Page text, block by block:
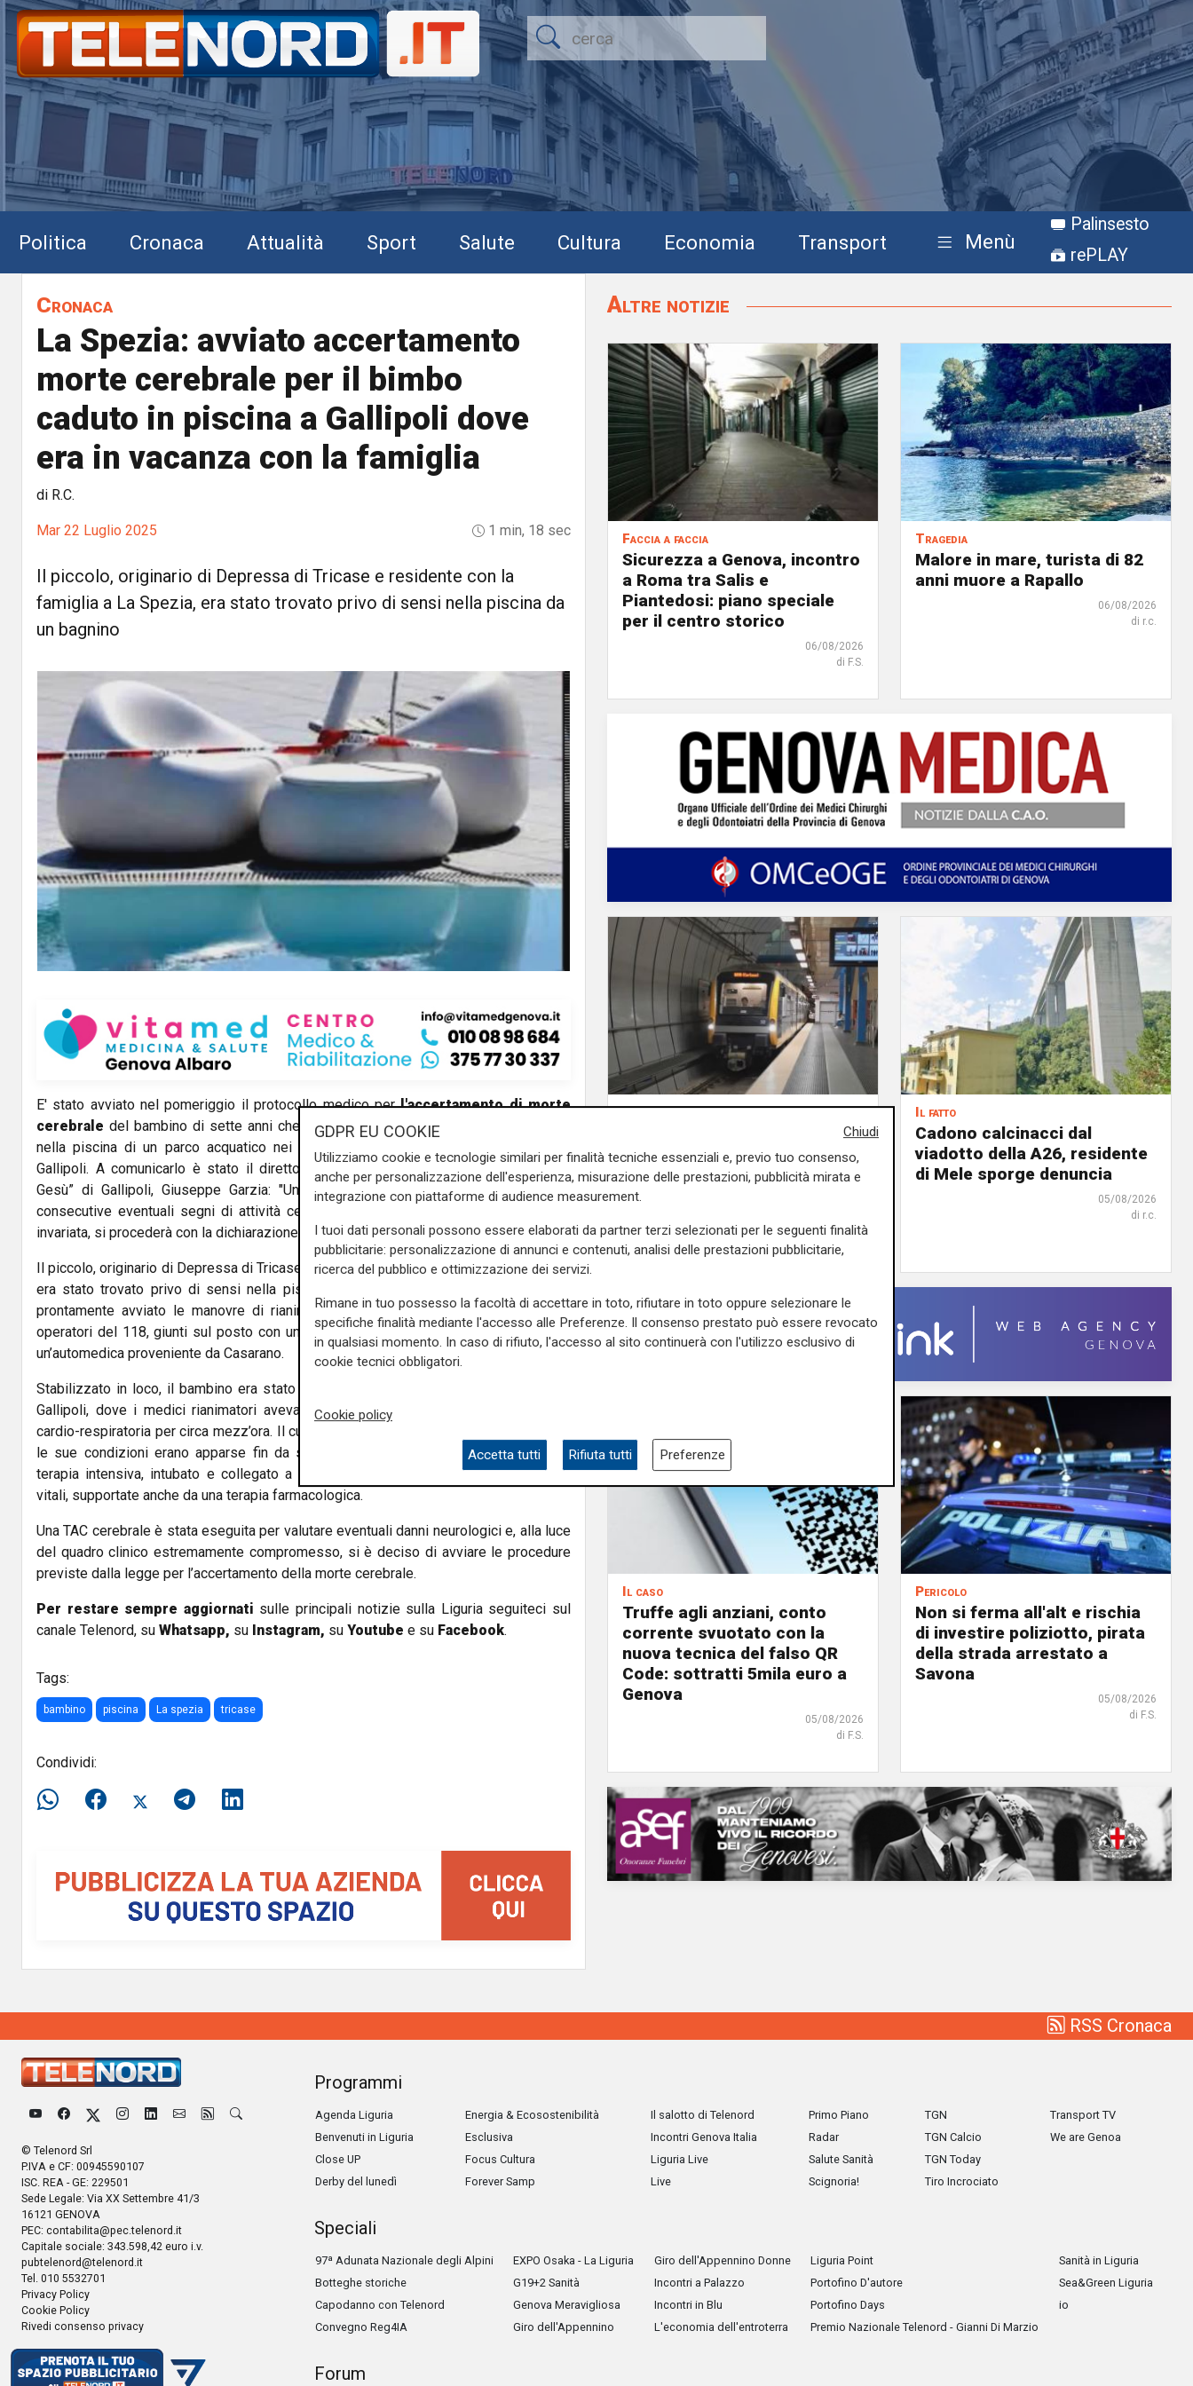
Politica Cronaca Attualità Sport Salute Cultura Economia Transport Menù
Palinsesto
rePLAY
Cronaca
La Spezia: avviato accertamento
morte cerebrale per il bimbo
caduto in piscina a Gallipoli dove
era in vacanza con la famiglia
di R.C.
Mar 22 Luglio 2025 1 min, 18 sec
Il piccolo, originario di Depressa di Tricase e residente con la
famiglia a La Spezia, era stato trovato privo di sensi nella piscina da
un bagnino
E' stato avviato nel pomeriggio il protocollo medico perl'accertamento di morte
cerebrale del bambino di sette anni che ieri mattina è caduto senza saper nuotare
nella piscina di un parco acquatico nei pressi di Rivabella, a pochi chilometri da
Gallipoli. A comunicarlo è stato il direttore sanitario dell’ospedale “Sacro Cuore di
Gesù” di Gallipoli, Giuseppe Garzia: "Un collegio medico monitorerà per sei ore
consecutive eventuali segni di attività cerebrale. Se la situazione dovesse restare
invariata, si procederà con la dichiarazione di morte clinica".
Il piccolo, originario di Depressa di Tricase eresidente con la famiglia a La Spezia,
era stato trovato privo di sensi nella piscina da un bagnino della struttura, che ha
prontamente avviato le manovre di rianimazione. Subito dopo sono intervenuti gli
operatori del 118, giunti sul posto con un’ambulanza della postazione ospedaliera e
un’automedica proveniente da Casarano.
Stabilizzato in loco, il bambino era stato trasportato in codice rosso all’ospedale di
Gallipoli, dove i medici rianimatori avevano proseguito le manovre di rianimazione
cardio-respiratoria per circa mezz’ora. Il cuore del piccolo aveva ripreso a battere, ma
le sue condizioni erano apparse fin da subito critiche. Attualmente è ricoverato in
terapia intensiva, intubato e collegato a macchinari che ne mantengono le funzioni
vitali, supportate anche da una terapia farmacologica.
Una TAC cerebrale è stata eseguita per valutare eventuali danni neurologici e, alla luce
del quadro clinico estremamente compromesso, si è deciso di avviare le procedure
previste dalla legge per l’accertamento della morte cerebrale.
Per restare sempre aggiornati sulle principali notizie sulla Liguria seguiteci sul
canale Telenord, su Whatsapp, su Instagram, su Youtube e su Facebook.
Tags:
bambino piscina La spezia tricase
Condividi:
Altre notizie
Faccia a faccia
Sicurezza a Genova, incontro
a Roma tra Salis e
Piantedosi: piano speciale
per il centro storico
06/08/2026
di F.S.
Tragedia
Malore in mare, turista di 82
anni muore a Rapallo
06/08/2026
di r.c.
Caos
metropolitana di Dinegro,
vigili del fuoco domano
principio di incendio
di F.S.
Il fatto
Cadono calcinacci dal
viadotto della A26, residente
di Mele sporge denuncia
05/08/2026
di r.c.
Il caso
Truffe agli anziani, conto
corrente svuotato con la
nuova tecnica del falso QR
Code: sottratti 5mila euro a
Genova
05/08/2026
di F.S.
Pericolo
Non si ferma all'alt e rischia
di investire poliziotto, pirata
della strada arrestato a
Savona
05/08/2026
di F.S.
RSS Cronaca
© Telenord Srl
P.IVA e CF: 00945590107
ISC. REA - GE: 229501
Sede Legale: Via XX Settembre 41/3
16121 GENOVA
PEC: contabilita@pec.telenord.it
Capitale sociale: 343.598,42 euro i.v.
pubtelenord@telenord.it
Tel. 010 5532701
Privacy Policy
Cookie Policy
Rivedi consenso privacy
Programmi
Agenda Liguria
Benvenuti in Liguria
Close UP
Derby del lunedì
Energia & Ecosostenibilità
Esclusiva
Focus Cultura
Forever Samp
Il salotto di Telenord
Incontri Genova Italia
Liguria Live
Live
Primo Piano
Radar
Salute Sanità
Scignoria!
TGN
TGN Calcio
TGN Today
Tiro Incrociato
Transport TV
We are Genoa
Speciali
97ª Adunata Nazionale degli Alpini
Botteghe storiche
Capodanno con Telenord
Convegno Reg4IA
EXPO Osaka - La Liguria
G19+2 Sanità
Genova Meravigliosa
Giro dell'Appennino
Giro dell'Appennino Donne
Incontri a Palazzo
Incontri in Blu
L'economia dell'entroterra
Liguria Point
Portofino D'autore
Portofino Days
Premio Nazionale Telenord - Gianni Di Marzio
Sanità in Liguria
Sea&Green Liguria
io
Forum
Chiudi
GDPR EU COOKIE
Utilizziamo cookie e tecnologie similari per finalità tecniche essenziali e, previo tuo consenso,
anche per personalizzazione dell'esperienza, misurazione delle prestazioni, pubblicità mirata e
integrazione con piattaforme di audience measurement.
I tuoi dati personali possono essere elaborati da partner terzi selezionati per le seguenti finalità
pubblicitarie: personalizzazione di annunci e contenuti, analisi delle prestazioni pubblicitarie,
ricerca del pubblico e ottimizzazione dei servizi.
Rimane in tuo possesso la facoltà di accettare in toto, rifiutare in toto oppure selezionare le
specifiche finalità mediante l'accesso alle Preferenze. Il consenso prestato può essere revocato
in qualsiasi momento. In caso di rifiuto, l'accesso al sito continuerà con l'utilizzo esclusivo di
cookie tecnici obbligatori.
Cookie policy
Accetta tutti Rifiuta tutti Preferenze